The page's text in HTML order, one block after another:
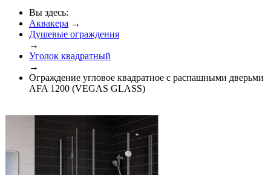
Вы здесь:
Аквакера →
Душевые ограждения
→
Уголок квадратный
→
Ограждение угловое квадратное с распашными дверьми
AFA 1200 (VEGAS GLASS)